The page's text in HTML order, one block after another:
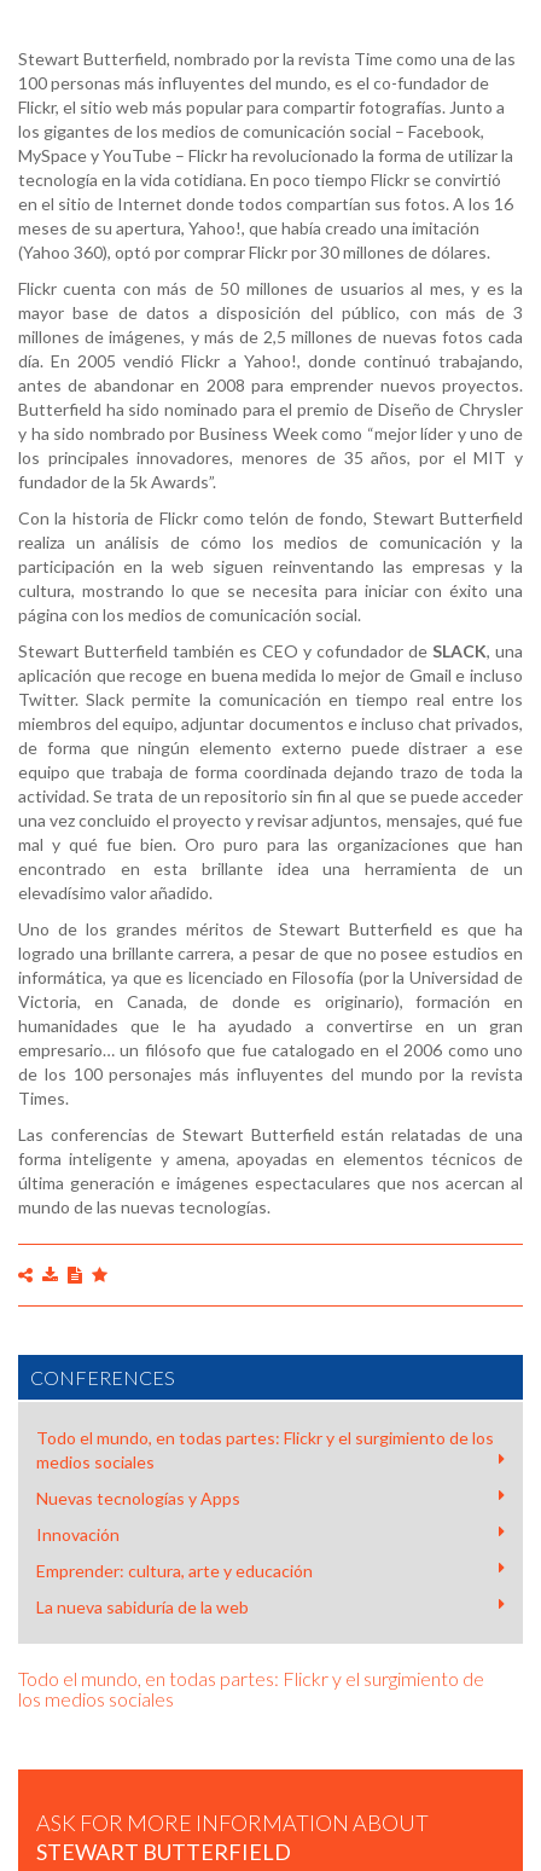
Stewart Butterfield, nombrado por la revista Time como una de las
100 personas más influyentes del mundo, es el co-fundador de
Flickr, el sitio web más popular para compartir fotografías. Junto a
los gigantes de los medios de comunicación social – Facebook,
MySpace y YouTube – Flickr ha revolucionado la forma de utilizar la
tecnología en la vida cotidiana. En poco tiempo Flickr se convirtió
en el sitio de Internet donde todos compartían sus fotos. A los 16
meses de su apertura, Yahoo!, que había creado una imitación
(Yahoo 360), optó por comprar Flickr por 30 millones de dólares.
Flickr cuenta con más de 50 millones de usuarios al mes, y es la
mayor base de datos a disposición del público, con más de 3
millones de imágenes, y más de 2,5 millones de nuevas fotos cada
día. En 2005 vendió Flickr a Yahoo!, donde continuó trabajando,
antes de abandonar en 2008 para emprender nuevos proyectos.
Butterfield ha sido nominado para el premio de Diseño de Chrysler
y ha sido nombrado por Business Week como “mejor líder y uno de
los principales innovadores, menores de 35 años, por el MIT y
fundador de la 5k Awards”.
Con la historia de Flickr como telón de fondo, Stewart Butterfield
realiza un análisis de cómo los medios de comunicación y la
participación en la web siguen reinventando las empresas y la
cultura, mostrando lo que se necesita para iniciar con éxito una
página con los medios de comunicación social.
Stewart Butterfield también es CEO y cofundador de SLACK, una
aplicación que recoge en buena medida lo mejor de Gmail e incluso
Twitter. Slack permite la comunicación en tiempo real entre los
miembros del equipo, adjuntar documentos e incluso chat privados,
de forma que ningún elemento externo puede distraer a ese
equipo que trabaja de forma coordinada dejando trazo de toda la
actividad. Se trata de un repositorio sin fin al que se puede acceder
una vez concluido el proyecto y revisar adjuntos, mensajes, qué fue
mal y qué fue bien. Oro puro para las organizaciones que han
encontrado en esta brillante idea una herramienta de un
elevadísimo valor añadido.
Uno de los grandes méritos de Stewart Butterfield es que ha
logrado una brillante carrera, a pesar de que no posee estudios en
informática, ya que es licenciado en Filosofía (por la Universidad de
Victoria, en Canada, de donde es originario), formación en
humanidades que le ha ayudado a convertirse en un gran
empresario… un filósofo que fue catalogado en el 2006 como uno
de los 100 personajes más influyentes del mundo por la revista
Times.
Las conferencias de Stewart Butterfield están relatadas de una
forma inteligente y amena, apoyadas en elementos técnicos de
última generación e imágenes espectaculares que nos acercan al
mundo de las nuevas tecnologías.
CONFERENCES
Todo el mundo, en todas partes: Flickr y el surgimiento de los
medios sociales
Nuevas tecnologías y Apps
Innovación
Emprender: cultura, arte y educación
La nueva sabiduría de la web
Todo el mundo, en todas partes: Flickr y el surgimiento de
los medios sociales
ASK FOR MORE INFORMATION ABOUT
STEWART BUTTERFIELD
A FIRESIDE CHAT WITH SLACK CEO/FOUNDER STEWART
BUTTERFIELD